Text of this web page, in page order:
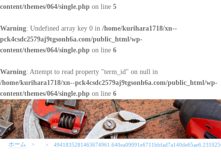
content/themes/064/single.php on line 5
Warning: Undefined array key 0 in /home/kurihara1718/xn--
pck4csdc2579aj9tgsonh6a.com/public_html/wp-
content/themes/064/single.php on line 6
Warning: Attempt to read property "term_id" on null in
/home/kurihara1718/xn--pck4csdc2579aj9tgsonh6a.com/public_html/wp-
content/themes/064/single.php on line 6
ホーム